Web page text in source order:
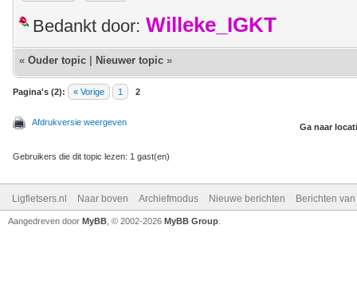
Bedankt door: Willeke_IGKT
« Ouder topic Nieuwer topic »
Pagina's (2): « Vorige 1 2
Afdrukversie weergeven Ga naar
Gebruikers die dit topic lezen: 1 gast(en)
Ligfietsers.nl Naar boven Archiefmodus Nieuwe berichten Berichten
Aangedreven door MyBB , © 2002-2026 MyBB Group